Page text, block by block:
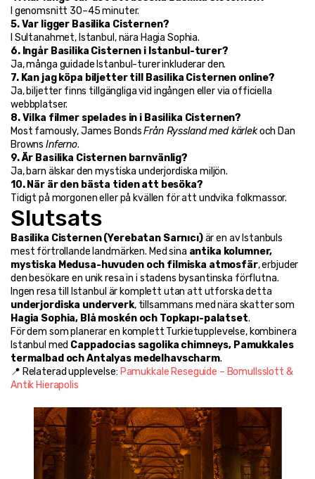
I genomsnitt 30–45 minuter.
5. Var ligger Basilika Cisternen?
I Sultanahmet, Istanbul, nära Hagia Sophia.
6. Ingår Basilika Cisternen i Istanbul-turer?
Ja, många guidade Istanbul-turer inkluderar den.
7. Kan jag köpa biljetter till Basilika Cisternen online?
Ja, biljetter finns tillgängliga vid ingången eller via officiella
webbplatser.
8. Vilka filmer spelades in i Basilika Cisternen?
Most famously, James Bonds Från Ryssland med kärlek och Dan
Browns Inferno.
9. Är Basilika Cisternen barnvänlig?
Ja, barn älskar den mystiska underjordiska miljön.
10. När är den bästa tiden att besöka?
Tidigt på morgonen eller på kvällen för att undvika folkmassor.
Slutsats
Basilika Cisternen (Yerebatan Sarnıcı) är en av Istanbuls
mest förtrollande landmärken. Med sina antika kolumner,
mystiska Medusa-huvuden och filmiska atmosfär, erbjuder
den besökare en unik resa in i stadens bysantinska förflutna.
underjordiska underverk
Hagia Sophia, Blå moskén och Topkapı-palatset.
För dem som planerar en komplett Turkietupplevelse, kombinera
Istanbul med Cappadocias sagolika chimneys, Pamukkales
termalbad och Antalyas medelhavscharm.
📍 Relaterad upplevelse: Pamukkale Reseguide – Bomullsslott &
Antik Hierapolis